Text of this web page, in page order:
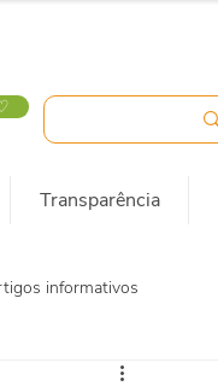
Transparência
informativos